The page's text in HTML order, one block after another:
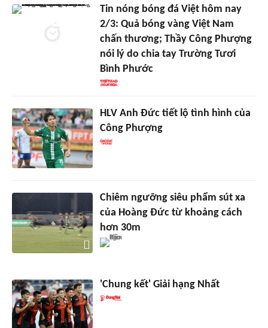
Tin nóng bóng đá Việt hôm nay
2/3: Quả bóng vàng Việt Nam
chấn thương; Thầy Công Phượng
nói lý do chia tay Trường Tươi
Bình Phước
HLV Anh Đức tiết lộ tình hình của
Công Phượng
Chiêm ngưỡng siêu phẩm sút xa
của Hoàng Đức từ khoảng cách
hơn 30m
'Chung kết' Giải hạng Nhất